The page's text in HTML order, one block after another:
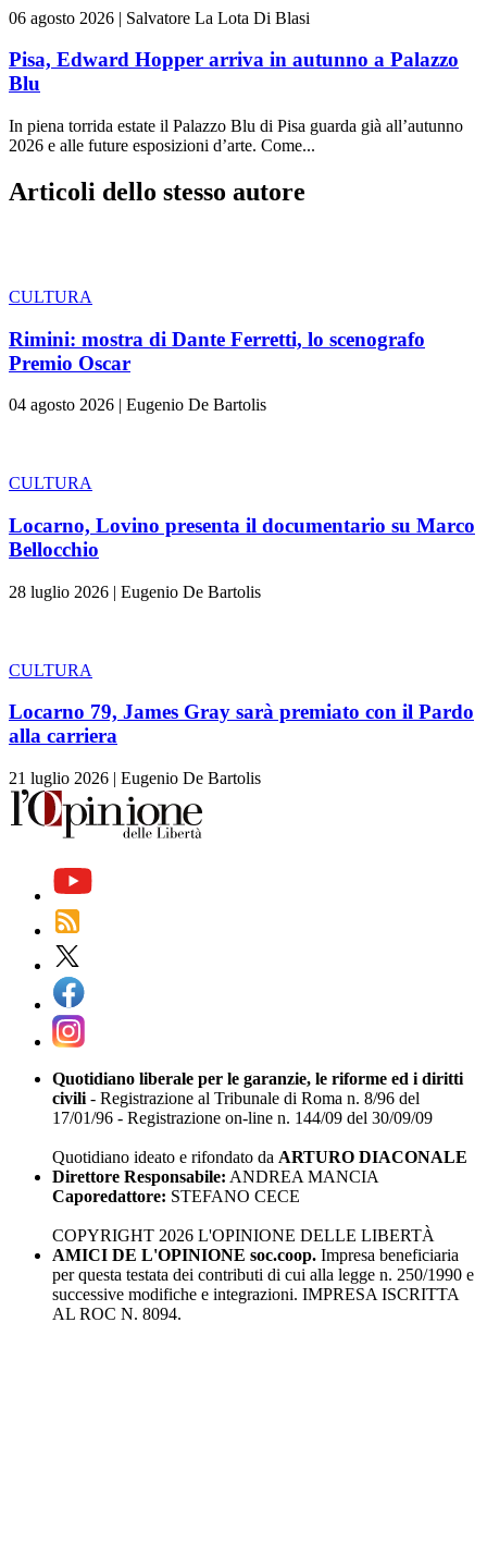
06 agosto 2026 | Salvatore La Lota Di Blasi
Pisa, Edward Hopper arriva in autunno a Palazzo
Blu
In piena torrida estate il Palazzo Blu di Pisa guarda già all’autunno
2026 e alle future esposizioni d’arte. Come...
Articoli dello stesso autore
CULTURA
Rimini: mostra di Dante Ferretti, lo scenografo
Premio Oscar
04 agosto 2026 | Eugenio De Bartolis
CULTURA
Locarno, Lovino presenta il documentario su Marco
Bellocchio
28 luglio 2026 | Eugenio De Bartolis
CULTURA
Locarno 79, James Gray sarà premiato con il Pardo
alla carriera
21 luglio 2026 | Eugenio De Bartolis
Quotidiano liberale per le garanzie, le riforme ed i diritti
civili - Registrazione al Tribunale di Roma n. 8/96 del
17/01/96 - Registrazione on-line n. 144/09 del 30/09/09
Quotidiano ideato e rifondato da ARTURO DIACONALE
Direttore Responsabile: ANDREA MANCIA
Caporedattore: STEFANO CECE
COPYRIGHT 2026 L'OPINIONE DELLE LIBERTÀ
AMICI DE L'OPINIONE soc.coop. Impresa beneficiaria
per questa testata dei contributi di cui alla legge n. 250/1990 e
successive modifiche e integrazioni. IMPRESA ISCRITTA
AL ROC N. 8094.